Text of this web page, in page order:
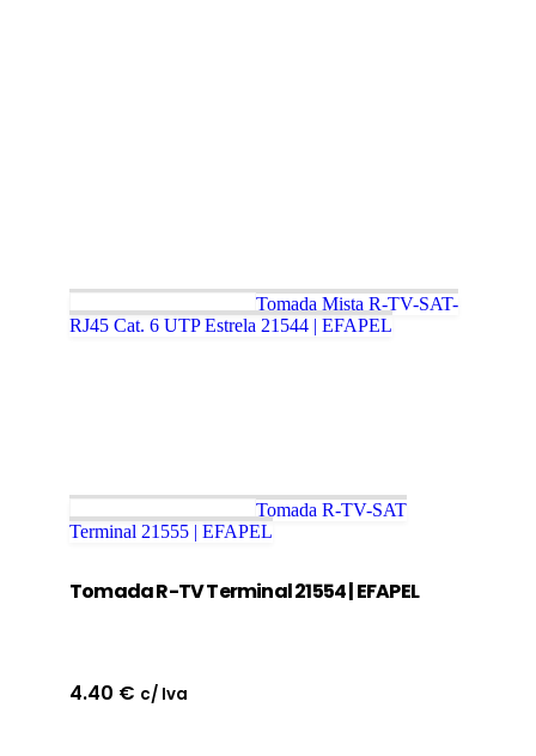
Tomada Mista R-TV-SAT-
RJ45 Cat. 6 UTP Estrela 21544 | EFAPEL
Tomada R-TV-SAT
Terminal 21555 | EFAPEL
Tomada R-TV Terminal 21554 | EFAPEL
4.40 € c/ Iva